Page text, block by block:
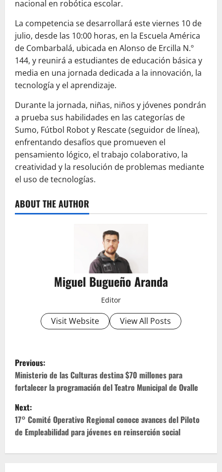
nacional en robótica escolar.
La competencia se desarrollará este viernes 10 de
julio, desde las 10:00 horas, en la Escuela América
de Combarbalá, ubicada en Alonso de Ercilla N.º
144, y reunirá a estudiantes de educación básica y
media en una jornada dedicada a la innovación, la
tecnología y el aprendizaje.
Durante la jornada, niñas, niños y jóvenes pondrán
a prueba sus habilidades en las categorías de
Sumo, Fútbol Robot y Rescate (seguidor de línea),
enfrentando desafíos que promueven el
pensamiento lógico, el trabajo colaborativo, la
creatividad y la resolución de problemas mediante
el uso de tecnologías.
ABOUT THE AUTHOR
Miguel Bugueño Aranda
Editor
Visit Website View All Posts
P
o
s
t
n
Previous:
Ministerio de las Culturas destina $70 millones para
fortalecer la programación del Teatro Municipal de Ovalle
Next:
17° Comité Operativo Regional conoce avances del Piloto
de Empleabilidad para jóvenes en reinserción social